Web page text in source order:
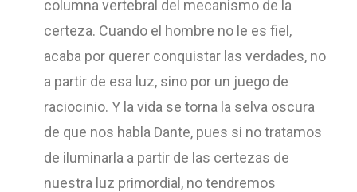
columna vertebral del mecanismo de la
certeza. Cuando el hombre no le es fiel,
acaba por querer conquistar las verdades, no
a partir de esa luz, sino por un juego de
raciocinio. Y la vida se torna la selva oscura
de que nos habla Dante, pues si no tratamos
de iluminarla a partir de las certezas de
nuestra luz primordial, no tendremos